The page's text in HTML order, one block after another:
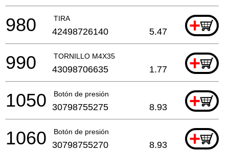
TIRA +
980 42498726140 5.47
TORNILLO M4X35 +
990 43098706635 1.77
Botón de presión +
1050 30798755275 8.93
Botón de presión +
1060 30798755270 8.93